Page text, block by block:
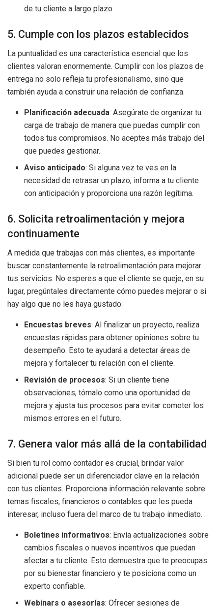
de tu cliente a largo plazo.
5. Cumple con los plazos establecidos
La puntualidad es una característica esencial que los
clientes valoran enormemente. Cumplir con los plazos de
entrega no solo refleja tu profesionalismo, sino que
también ayuda a construir una relación de confianza.
Planificación adecuada: Asegúrate de organizar tu
carga de trabajo de manera que puedas cumplir con
todos tus compromisos. No aceptes más trabajo del
que puedes gestionar.
Aviso anticipado: Si alguna vez te ves en la
necesidad de retrasar un plazo, informa a tu cliente
con anticipación y proporciona una razón legítima.
6. Solicita retroalimentación y mejora
continuamente
A medida que trabajas con más clientes, es importante
buscar constantemente la retroalimentación para mejorar
tus servicios. No esperes a que el cliente se queje, en su
lugar, pregúntales directamente cómo puedes mejorar o si
hay algo que no les haya gustado.
Encuestas breves: Al finalizar un proyecto, realiza
encuestas rápidas para obtener opiniones sobre tu
desempeño. Esto te ayudará a detectar áreas de
mejora y fortalecer tu relación con el cliente.
Revisión de procesos: Si un cliente tiene
observaciones, tómalo como una oportunidad de
mejora y ajusta tus procesos para evitar cometer los
mismos errores en el futuro.
7. Genera valor más allá de la contabilidad
Si bien tu rol como contador es crucial, brindar valor
adicional puede ser un diferenciador clave en la relación
con tus clientes. Proporciona información relevante sobre
temas fiscales, financieros o contables que les pueda
interesar, incluso fuera del marco de tu trabajo inmediato.
Boletines informativos: Envía actualizaciones sobre
cambios fiscales o nuevos incentivos que puedan
afectar a tu cliente. Esto demuestra que te preocupas
por su bienestar financiero y te posiciona como un
experto confiable.
Webinars o asesorías: Ofrecer sesiones de